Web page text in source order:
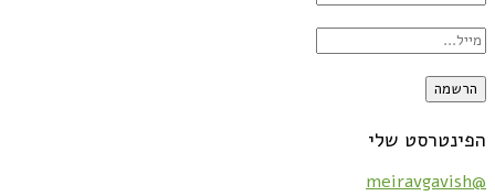
הפינטרסט שלי
@meiravgavish